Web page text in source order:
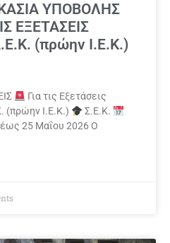
ΥΠΟΒΟΛΗΣ
ΕΞΕΤΑΣΕΙΣ
(πρώην Ι.Ε.Κ.)
Για τις Εξετάσεις
(πρώην Ι.Ε.Κ.)
Σ.Ε.Κ.
25 Μαΐου 2026 Ο